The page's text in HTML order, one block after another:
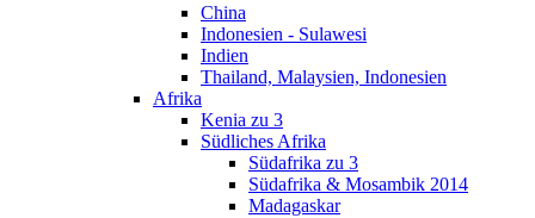
China
Indonesien - Sulawesi
Indien
Thailand, Malaysien, Indonesien
Afrika
Kenia zu 3
Südliches Afrika
Südafrika zu 3
Südafrika & Mosambik 2014
Madagaskar